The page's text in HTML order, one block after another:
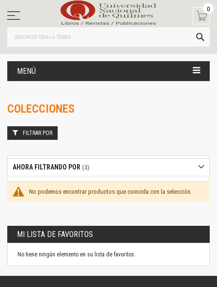
contenido
0
MENÚ
COLECCIONES
No podemos encontrar productos que coincida con la selección.
FILTRAR POR
AHORA FILTRANDO POR
MI LISTA DE FAVORITOS
No tiene ningún elemento en su lista de favoritos.